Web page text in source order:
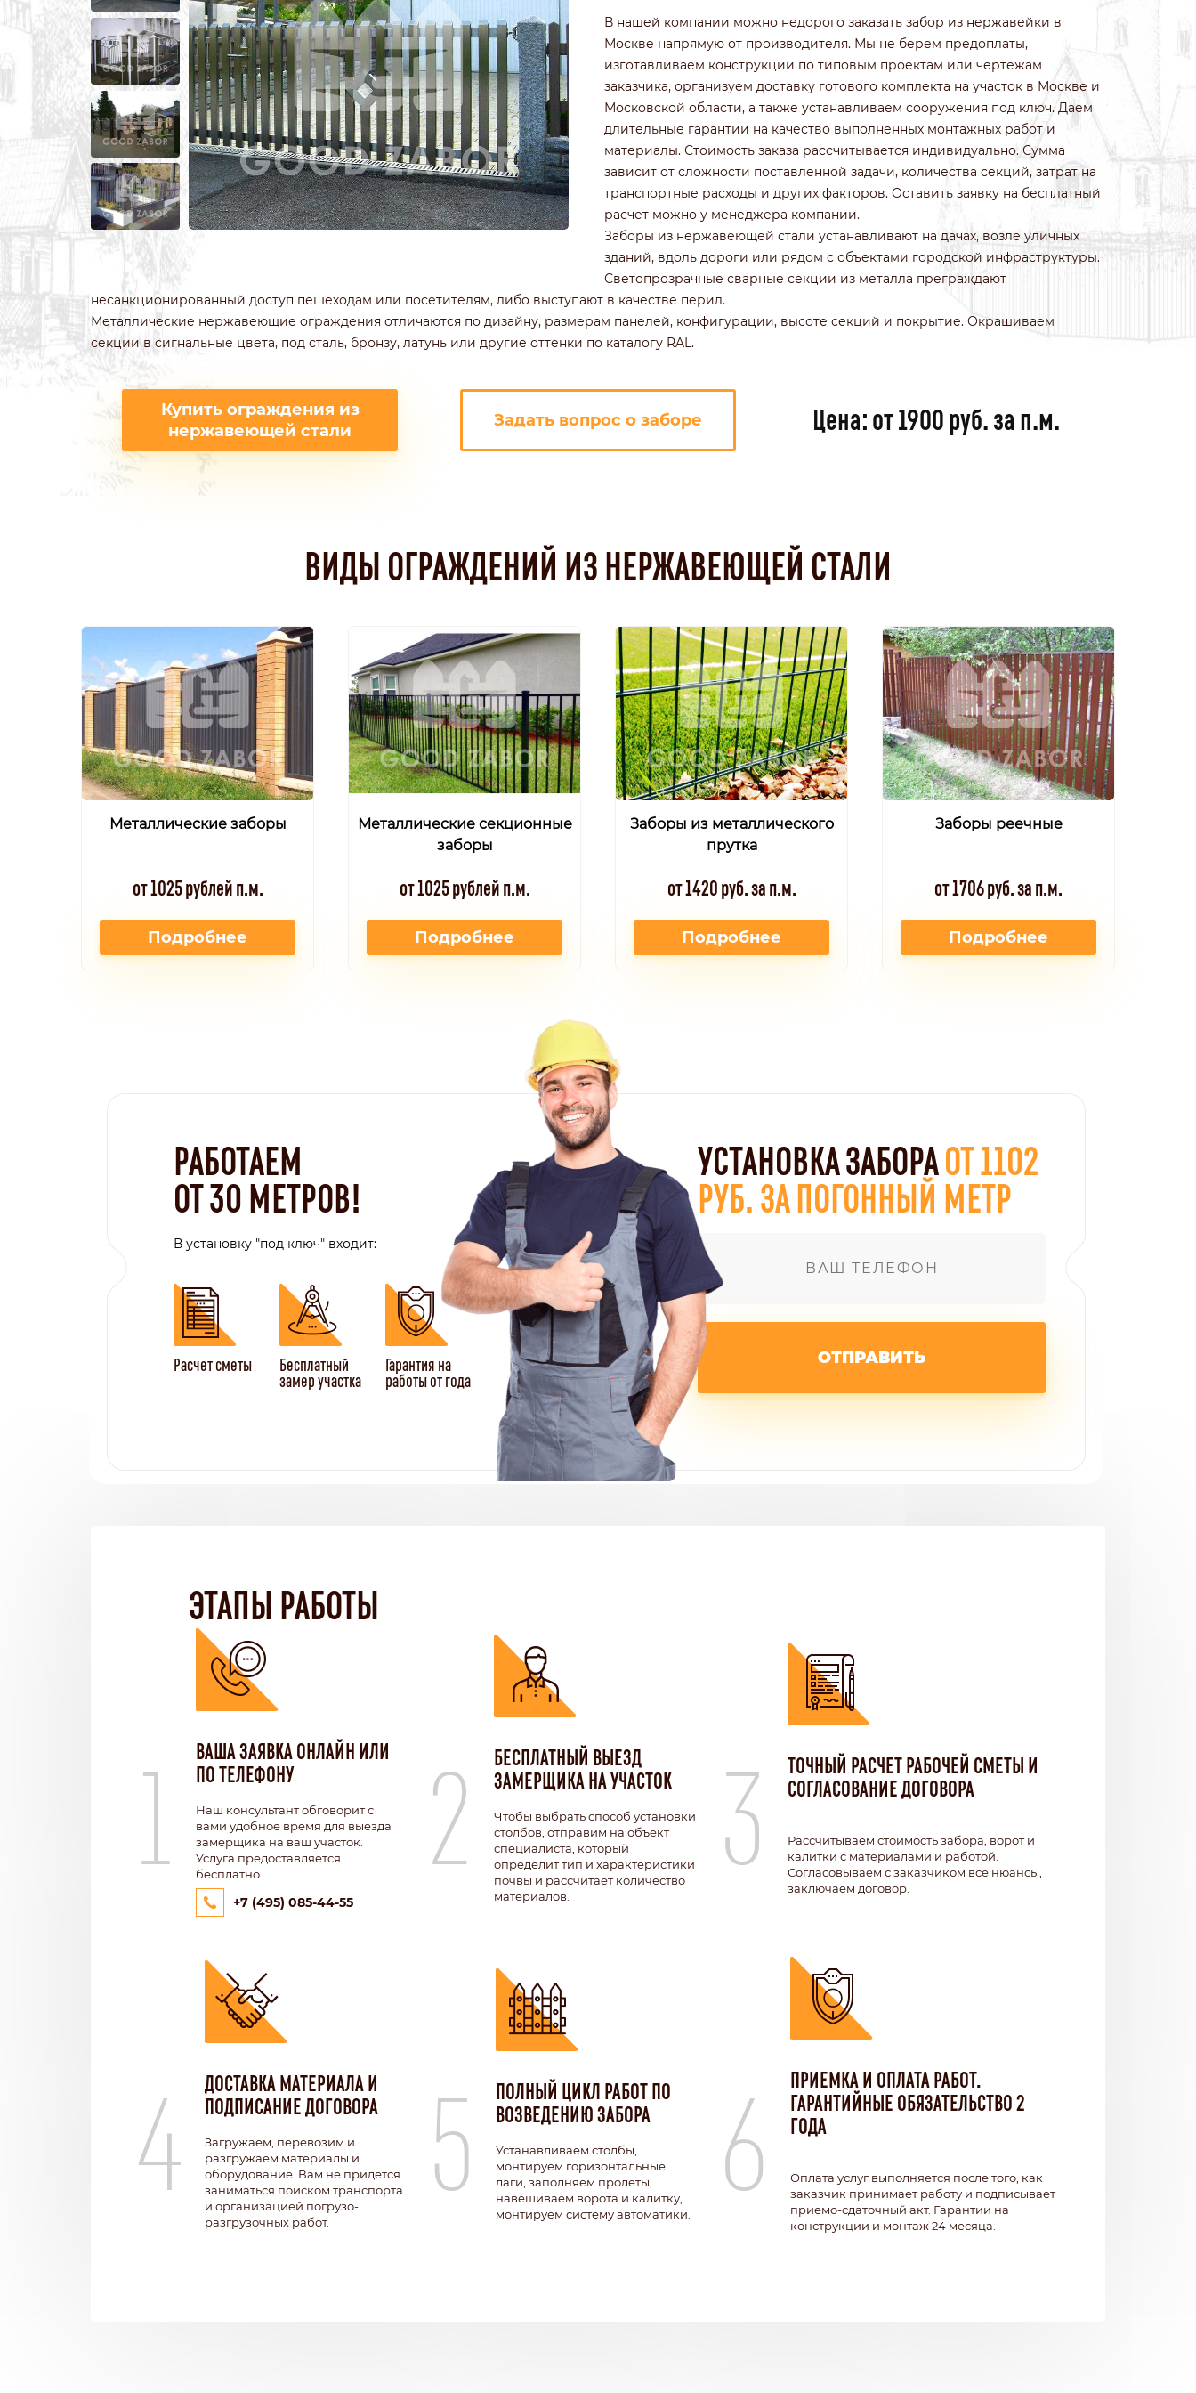
ИЗ 3Д СЕТКИ
ИЗ СВАРНОЙ СЕТКИ
ИЗ ПРОФИЛЬНОЙ ТРУБЫ
СВАРНЫЕ ЗАБОРЫ
ЗАБОРЫ ДЛЯ ДАЧИ
ДЕРЕВЯННЫЕ
ЗАБОРЫ ИЗ ПРОФНАСТИЛА
ПОД КРИПИЧ
ДЛЯ ДАЧИ
ПОД ДЕРЕВО
ПОД КАМЕНЬ
С КОВАНЫМИ ЭЛЕМЕНТАМИ
ДЕРЕВЯННЫЕ ЗАБОРЫ
ДЛЯ ДАЧИ
ИЗ ПРИРОДНОГО КАМНЯ
ИЗ ФРАНЦУЗСКОГО КАМНЯ
ИЗ 3Д СЕТКИ ГИТТЕР
В нашей компании можно недорого заказать забор из нержавейки в
Москве напрямую от производителя. Мы не берем предоплаты,
изготавливаем конструкции по типовым проектам или чертежам
заказчика, организуем доставку готового комплекта на участок в Москве и
Московской области, а также устанавливаем сооружения под ключ. Даем
длительные гарантии на качество выполненных монтажных работ и
материалы. Стоимость заказа рассчитывается индивидуально. Сумма
зависит от сложности поставленной задачи, количества секций, затрат на
транспортные расходы и других факторов. Оставить заявку на бесплатный
расчет можно у менеджера компании.
Заборы из нержавеющей стали устанавливают на дачах, возле уличных
зданий, вдоль дороги или рядом с объектами городской инфраструктуры.
Светопрозрачные сварные секции из металла преграждают
несанкционированный доступ пешеходам или посетителям, либо выступают в качестве перил.
Металлические нержавеющие ограждения отличаются по дизайну, размерам панелей, конфигурации, высоте секций и покрытие. Окрашиваем
секции в сигнальные цвета, под сталь, бронзу, латунь или другие оттенки по каталогу RAL.
Купить ограждения из
нержавеющей стали
Задать вопрос о заборе Цена: от 1900 руб. за п.м.
ВИДЫ ОГРАЖДЕНИЙ ИЗ НЕРЖАВЕЮЩЕЙ СТАЛИ
Металлические заборы
от 1025 рублей п.м.
Подробнее
Металлические секционные
заборы
от 1025 рублей п.м.
Подробнее
Заборы из металлического
прутка
от 1420 руб. за п.м.
Подробнее
Заборы реечные
от 1706 руб. за п.м.
Подробнее
РАБОТАЕМ
ОТ 30 МЕТРОВ!
В установку "под ключ" входит:
Расчет сметы Бесплатный
замер участка
Гарантия на
работы от года
УСТАНОВКА ЗАБОРАОТ 1102
РУБ. ЗА ПОГОННЫЙ МЕТР
ОТПРАВИТЬ
ЭТАПЫ РАБОТЫ
1
ВАША ЗАЯВКА ОНЛАЙН ИЛИ
ПО ТЕЛЕФОНУ
Наш консультант обговорит с
вами удобное время для выезда
замерщика на ваш участок.
Услуга предоставляется
бесплатно.
+7 (495) 085-44-55
2
БЕСПЛАТНЫЙ ВЫЕЗД
ЗАМЕРЩИКА НА УЧАСТОК
Чтобы выбрать способ установки
столбов, отправим на объект
специалиста, который
определит тип и характеристики
почвы и рассчитает количество
материалов.
3
ТОЧНЫЙ РАСЧЕТ РАБОЧЕЙ СМЕТЫ И
СОГЛАСОВАНИЕ ДОГОВОРА
Рассчитываем стоимость забора, ворот и
калитки с материалами и работой.
Согласовываем с заказчиком все нюансы,
заключаем договор.
4
ДОСТАВКА МАТЕРИАЛА И
ПОДПИСАНИЕ ДОГОВОРА
Загружаем, перевозим и
разгружаем материалы и
оборудование. Вам не придется
заниматься поиском транспорта
и организацией погрузо-
разгрузочных работ.
5
ПОЛНЫЙ ЦИКЛ РАБОТ ПО
ВОЗВЕДЕНИЮ ЗАБОРА
Устанавливаем столбы,
монтируем горизонтальные
лаги, заполняем пролеты,
навешиваем ворота и калитку,
монтируем систему автоматики.
6
ПРИЕМКА И ОПЛАТА РАБОТ.
ГАРАНТИЙНЫЕ ОБЯЗАТЕЛЬСТВО 2
ГОДА
Оплата услуг выполняется после того, как
заказчик принимает работу и подписывает
приемо-сдаточный акт. Гарантии на
конструкции и монтаж 24 месяца.